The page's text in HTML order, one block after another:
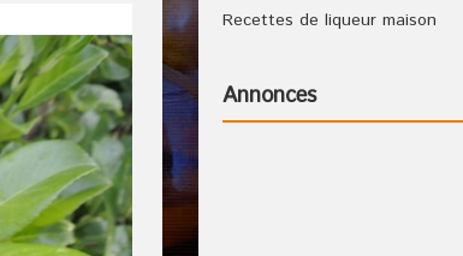
Recettes de liqueur maison
Annonces